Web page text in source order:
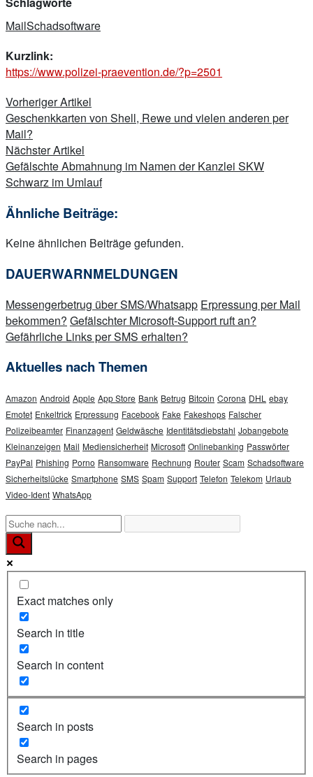
MailSchadsoftware
Kurzlink:
https://www.polizei-praevention.de/?p=2501
Beitragsnavigation
Vorheriger Artikel
Geschenkkarten von Shell, Rewe und vielen anderen per
Mail?
Nächster Artikel
Gefälschte Abmahnung im Namen der Kanzlei SKW
Schwarz im Umlauf
Ähnliche Beiträge:
Keine ähnlichen Beiträge gefunden.
DAUERWARNMELDUNGEN
Messengerbetrug über SMS/Whatsapp Erpressung per Mail
bekommen? Gefälschter Microsoft-Support ruft an?
Gefährliche Links per SMS erhalten?
Aktuelles nach Themen
Amazon Android Apple App Store Bank Betrug Bitcoin Corona DHL ebay
Emotet Enkeltrick Erpressung Facebook Fake Fakeshops Falscher
Polizeibeamter Finanzagent Geldwäsche Identitätsdiebstahl Jobangebote
Kleinanzeigen Mail Mediensicherheit Microsoft Onlinebanking Passwörter
PayPal Phishing Porno Ransomware Rechnung Router Scam Schadsoftware
Sicherheitslücke Smartphone SMS Spam Support Telefon Telekom Urlaub
Video-Ident WhatsApp
Exact matches only
Search in title
Search in content
Search in posts
Search in pages